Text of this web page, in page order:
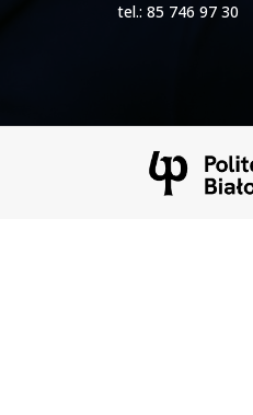
tel.: 85 746 97 30